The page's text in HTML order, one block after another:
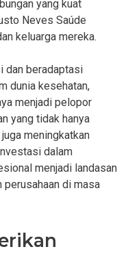
yang kuat
Neves Saúde
keluarga mereka.
dan beradaptasi
dunia kesehatan,
menjadi pelopor
yang tidak hanya
meningkatkan
dalam
menjadi landasan
perusahaan di masa